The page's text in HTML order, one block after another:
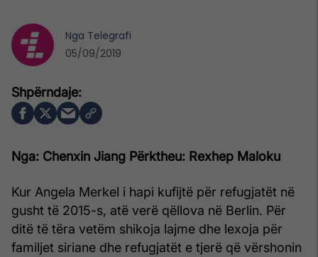
Nga: Chenxin Jiang Përktheu: Rexhep Maloku
Kur Angela Merkel i hapi kufijtë për refugjatët në
gusht të 2015-s, atë verë qëllova në Berlin. Për
ditë të tëra vetëm shikoja lajme dhe lexoja për
familjet siriane dhe refugjatët e tjerë që vërshonin
Nga Telegrafi
05/09/2019